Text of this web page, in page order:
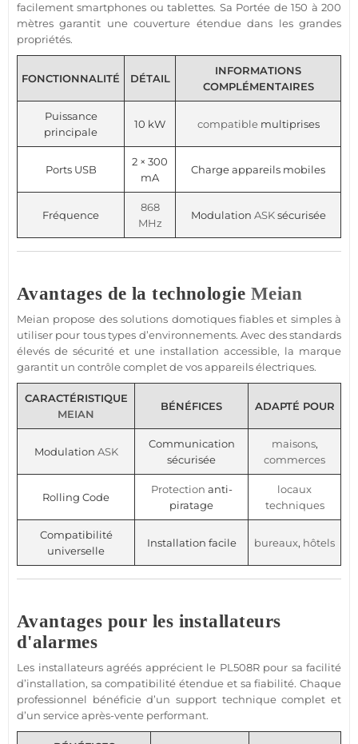
facilement smartphones ou tablettes. Sa Portée de 150 à 200
mètres garantit une couverture étendue dans les grandes
propriétés.
FONCTIONNALITÉ DÉTAIL
INFORMATIONS
COMPLÉMENTAIRES
Puissance
principale
10 kW compatiblemultiprises
Ports USB
2 × 300
mA
Charge appareils mobiles
Fréquence
868
MHz
Modulation ASKsécurisée
Avantages de la technologie Meian
Meian propose des solutions domotiques fiables et simples à
utiliser pour tous types d’environnements. Avec des standards
élevés de sécurité et une installation accessible, la marque
garantit un contrôle complet de vos appareils électriques.
CARACTÉRISTIQUE
MEIAN
BÉNÉFICES ADAPTÉ POUR
Modulation ASK
Communication
sécurisée
maisons,
commerces
Rolling Code
Protection anti-
piratage
locaux
techniques
Compatibilité
universelle
Installation facile bureaux, hôtels
Avantages pour les installateurs
d'alarmes
Les installateurs agréés apprécient le PL508Rpour sa facilité
d’installation, sa compatibilité étendue et sa fiabilité. Chaque
professionnel bénéficie d’un support technique complet et
d’un service après-vente performant.